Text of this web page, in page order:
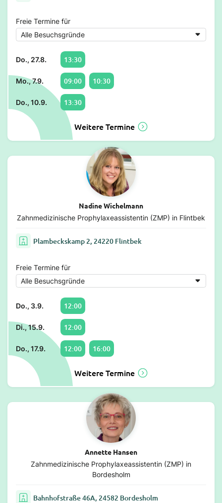
Freie Termine für
Do., 27.8. 13:30
Mo., 7.9. 09:00 10:30
Do., 10.9. 13:30
Weitere Termine
Nadine Wichelmann
Zahnmedizinische Prophylaxeassistentin (ZMP) in Flintbek
Plambeckskamp 2, 24220 Flintbek
Freie Termine für
Do., 3.9. 12:00
Di., 15.9. 12:00
Do., 17.9. 12:00 16:00
Weitere Termine
Annette Hansen
Zahnmedizinische Prophylaxeassistentin (ZMP) in
Bordesholm
Bahnhofstraße 46A, 24582 Bordesholm